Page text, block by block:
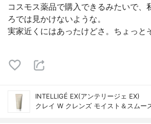
コスモス薬品で購入できるみたいで、
ろでは見かけないような。
実家近くにはあったけどさ。ちょっと
INTELLIGÉ EX(アンテリージェ EX)
クレイ W クレンズ モイスト＆スムー